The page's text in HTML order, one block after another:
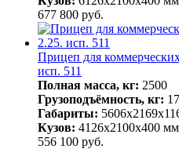
677 800 руб.
Прицеп для
исп. 511
Полная масса, кг: 2500
Грузоподъёмность, кг:
Габариты:
Кузов: 4126х2100х400 мм
556 100 руб.